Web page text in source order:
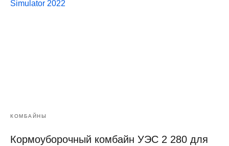
КОМБАЙНЫ
Кормоуборочный комбайн УЭC 2 280 для